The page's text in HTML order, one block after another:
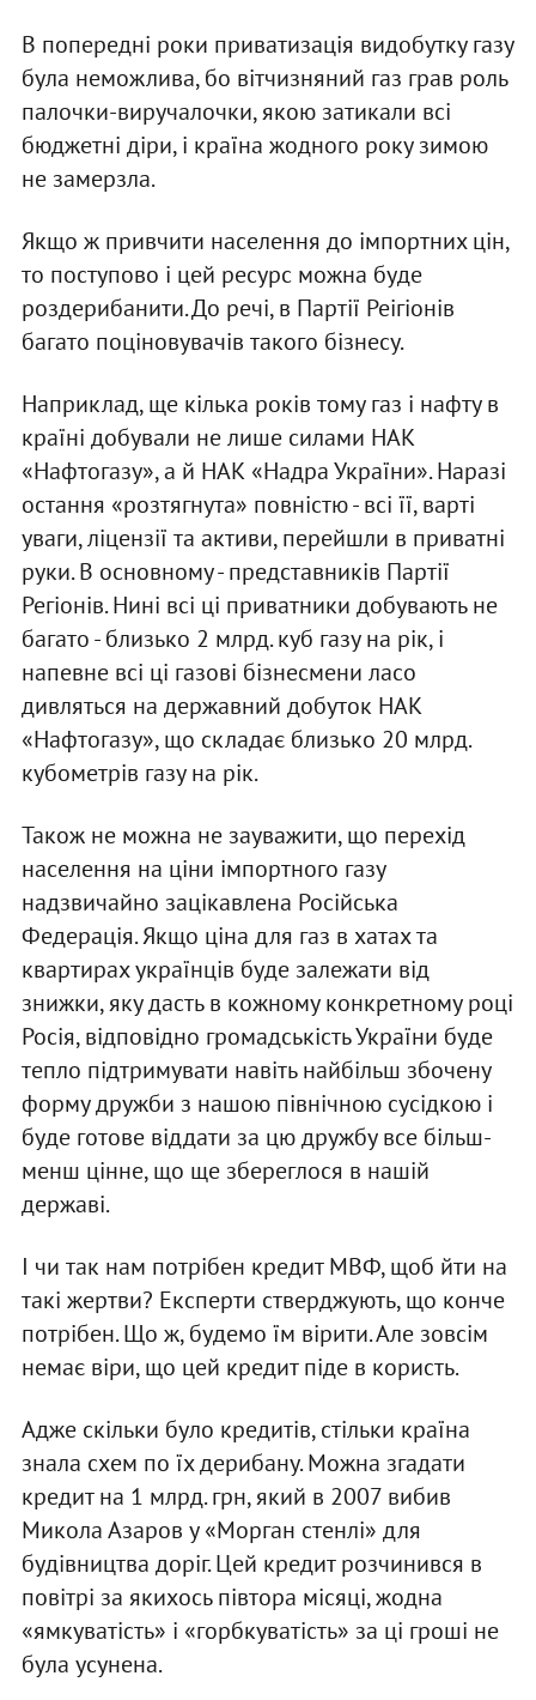
В попередні роки приватизація видобутку газу
була неможлива, бо вітчизняний газ грав роль
палочки-виручалочки, якою затикали всі
бюджетні діри, і країна жодного року зимою
не замерзла.
Якщо ж привчити населення до імпортних цін,
то поступово і цей ресурс можна буде
роздерибанити. До речі, в Партії Реігіонів
багато поціновувачів такого бізнесу.
Наприклад, ще кілька років тому газ і нафту в
країні добували не лише силами НАК
«Нафтогазу», а й НАК «Надра України». Наразі
остання «розтягнута» повністю - всі її, варті
уваги, ліцензії та активи, перейшли в приватні
руки. В основному - представників Партії
Регіонів. Нині всі ці приватники добувають не
багато - близько 2 млрд. куб газу на рік, і
напевне всі ці газові бізнесмени ласо
дивляться на державний добуток НАК
«Нафтогазу», що складає близько 20 млрд.
кубометрів газу на рік.
Також не можна не зауважити, що перехід
населення на ціни імпортного газу
надзвичайно зацікавлена Російська
Федерація. Якщо ціна для газ в хатах та
квартирах українців буде залежати від
знижки, яку дасть в кожному конкретному році
Росія, відповідно громадськість України буде
тепло підтримувати навіть найбільш збочену
форму дружби з нашою північною сусідкою і
буде готове віддати за цю дружбу все більш-
менш цінне, що ще збереглося в нашій
державі.
І чи так нам потрібен кредит МВФ, щоб йти на
такі жертви? Експерти стверджують, що конче
потрібен. Що ж, будемо їм вірити. Але зовсім
немає віри, що цей кредит піде в користь.
Адже скільки було кредитів, стільки країна
знала схем по їх дерибану. Можна згадати
кредит на 1 млрд. грн, який в 2007 вибив
Микола Азаров у «Морган стенлі» для
будівництва доріг. Цей кредит розчинився в
повітрі за якихось півтора місяці, жодна
«ямкуватість» і «горбкуватість» за ці гроші не
була усунена.